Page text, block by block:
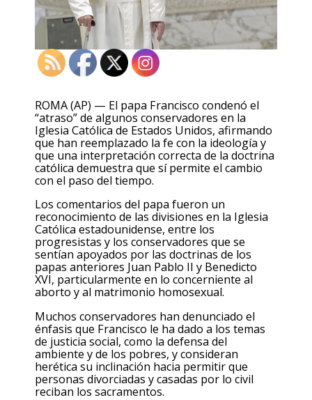
ROMA (AP) — El papa Francisco condenó el
“atraso” de algunos conservadores en la
Iglesia Católica de Estados Unidos, afirmando
que han reemplazado la fe con la ideología y
que una interpretación correcta de la doctrina
católica demuestra que sí permite el cambio
con el paso del tiempo.
Los comentarios del papa fueron un
reconocimiento de las divisiones en la Iglesia
Católica estadounidense, entre los
progresistas y los conservadores que se
sentían apoyados por las doctrinas de los
papas anteriores Juan Pablo II y Benedicto
XVI, particularmente en lo concerniente al
aborto y al matrimonio homosexual.
Muchos conservadores han denunciado el
énfasis que Francisco le ha dado a los temas
de justicia social, como la defensa del
ambiente y de los pobres, y consideran
herética su inclinación hacia permitir que
personas divorciadas y casadas por lo civil
reciban los sacramentos.